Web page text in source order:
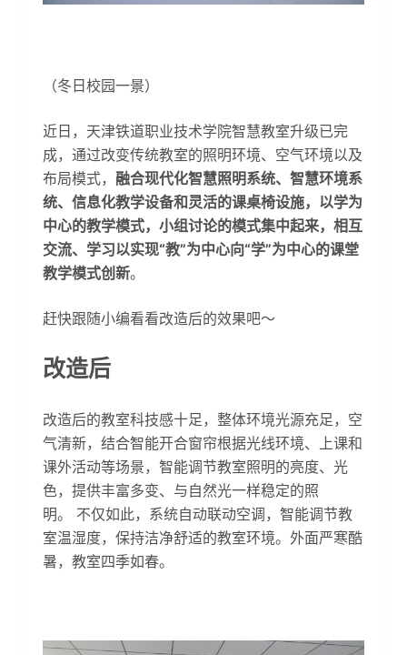
（冬日校园一景）
近日，天津铁道职业技术学院智慧教室升级已完
成，通过改变传统教室的照明环境、空气环境以及
布局模式， 融合现代化智慧照明系统、智慧环境系
统、信息化教学设备和灵活的课桌椅设施，以学为
中心的教学模式，小组讨论的模式集中起来，相互
交流、学习以实现“教”为中心向“学”为中心的课堂
教学模式创新。
赶快跟随小编看看改造后的效果吧～
改造后
改造后的教室科技感十足，整体环境光源充足，空
气清新，结合智能开合窗帘根据光线环境、上课和
课外活动等场景，智能调节教室照明的亮度、光
色，提供丰富多变、与自然光一样稳定的照
明。 不仅如此，系统自动联动空调，智能调节教
室温湿度，保持洁净舒适的教室环境。外面严寒酷
暑，教室四季如春。